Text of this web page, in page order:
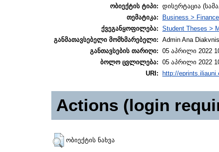
ობიექტის ტიპი: დისერტაცია
თემატიკა:
Business >
ქვეგანყოფილება: Student Theses >
განმათავსებელი მომხმარებელი: Admin Ana
განთავსების თარიღი: 05 აპრილი 2022
ბოლო ცვლილება: 05 აპრილი 2022
URI:
http://
Actions (login
ობიექტის ნახვა